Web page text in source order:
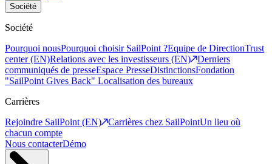
Société
Société
Pourquoi nousPourquoi choisir SailPoint ?Equipe de DirectionTrust
center (EN)Relations avec les investisseurs (EN)
Derniers
communiqués de presseEspace PresseDistinctionsFondation
"SailPoint Gives Back" Localisation des bureaux
Carrières
Rejoindre SailPoint (EN)
Carrières chez SailPointUn lieu où
chacun compte
Nous contacterDémo